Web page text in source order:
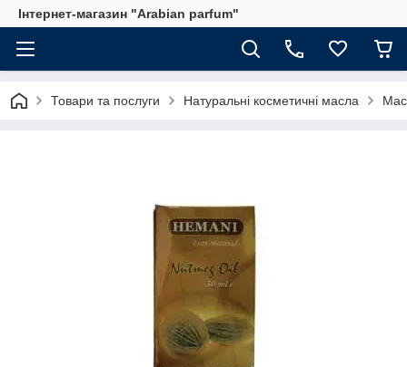
Інтернет-магазин "Arabian parfum"
Товари та послуги Натуральні косметичні масла